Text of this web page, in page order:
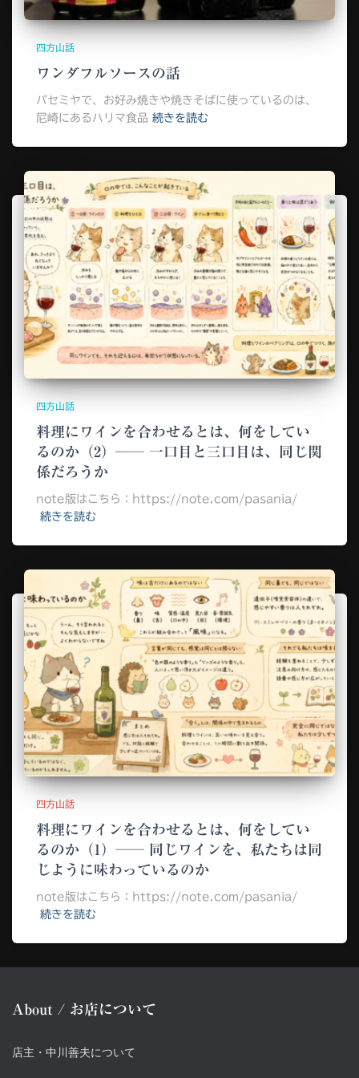
四方山話
ワンダフルソースの話
パセミヤで、お好み焼きや焼きそばに使っているのは、
尼崎にあるハリマ食品 続きを読む
四方山話
料理にワインを合わせるとは、何をしてい
るのか（2）── 一口目と三口目は、同じ関
係だろうか
note版はこちら：https://note.com/pasania/
続きを読む
四方山話
料理にワインを合わせるとは、何をしてい
るのか（1）── 同じワインを、私たちは同
じように味わっているのか
note版はこちら：https://note.com/pasania/
続きを読む
About / お店について
店主・中川善夫について